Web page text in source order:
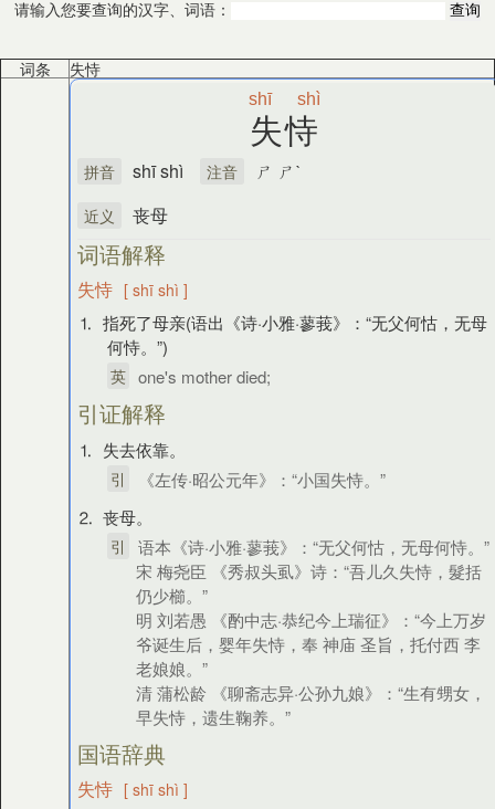
请输入您要查询的汉字、词语：
词条 失恃
shī shì
失恃
拼音 shī shì 注音 ㄕ ㄕˋ
近义 丧母
词语解释
失恃 [ shī shì ]
⒈ 指死了母亲(语出《诗·小雅·蓼莪》：“无父何怙，无母
何恃。”)
英 one's mother died;
引证解释
⒈ 失去依靠。
引
《左传·昭公元年》：“小国失恃。”
⒉ 丧母。
引
语本《诗·小雅·蓼莪》：“无父何怙，无母何恃。”
宋 梅尧臣 《秀叔头虱》诗：“吾儿久失恃，髮括
仍少櫛。”
明 刘若愚 《酌中志·恭纪今上瑞征》：“今上万岁
爷诞生后，婴年失恃，奉 神庙 圣旨，托付西 李
老娘娘。”
清 蒲松龄 《聊斋志异·公孙九娘》：“生有甥女，
早失恃，遗生鞠养。”
国语辞典
失恃 [ shī shì ]